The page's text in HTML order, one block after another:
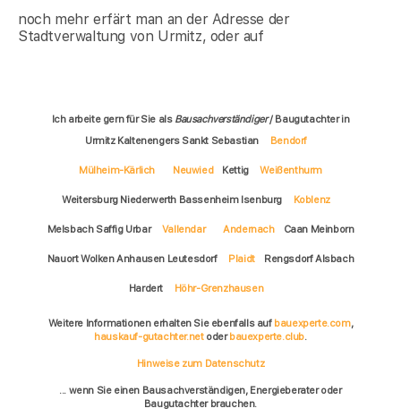
noch mehr erfärt man an der Adresse der
Stadtverwaltung von Urmitz, oder auf
Ich arbeite gern für Sie als Bausachverständiger/ Baugutachter in
Urmitz Kaltenengers Sankt Sebastian
Bendorf
Mülheim-Kärlich Neuwied Kettig Weißenthurm
Weitersburg Niederwerth Bassenheim Isenburg Koblenz
Melsbach Saffig Urbar Vallendar Andernach Caan Meinborn
Nauort Wolken Anhausen Leutesdorf Plaidt Rengsdorf Alsbach
Hardert Höhr-Grenzhausen
Weitere Informationen erhalten Sie ebenfalls auf bauexperte.com,
hauskauf-gutachter.netoderbauexperte.club.
Hinweise zum Datenschutz
... wenn Sie einen Bausachverständigen, Energieberater oder
Baugutachter brauchen.